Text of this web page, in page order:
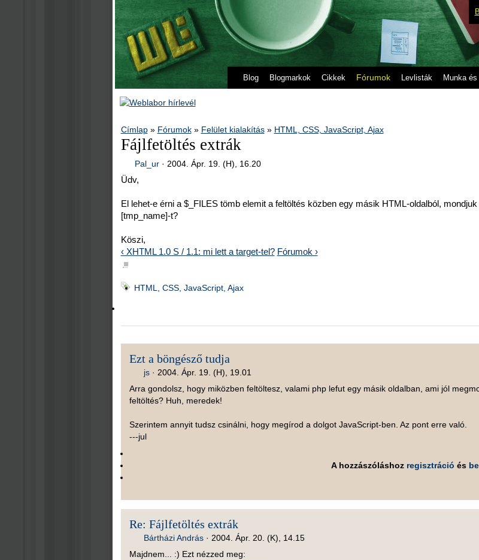
Blog Blogmarkok Cikkek Fórumok Levlisták Munka és
Címlap» Fórumok» Felület kialakítás» HTML, CSS, JavaScript, Ajax
Fájlfetöltés extrák
Pal_ur · 2004. Ápr. 19. (H), 16.20
Üdv,
El lehet-e érni a $_FILES tömb elemit a feltöltés közben egy másik HTML-oldalból,
[tmp_name]-t?
Köszi,
‹ XHTML 1.0 S / 1.1: mi lett a target-tel? Fórumok ›
■
HTML, CSS, JavaScript, Ajax
Ezt a böngésző tudja
js· 2004. Ápr. 19. (H), 19.01
Arra gondolsz, hogy miközben feltöltesz, valami php lefut egy másik oldalban, ami jól
feltöltés? Huh, meredek!
Szerintem annyit tudsz csinálni, hogy megírod a dolgot JavaScript-ben. Az pont erre való.
---jul
A hozzászóláshoz regisztráció és
Re: Fájlfetöltés extrák
Bártházi András· 2004. Ápr. 20. (K), 14.15
Majdnem... :) Ezt nézzed meg: